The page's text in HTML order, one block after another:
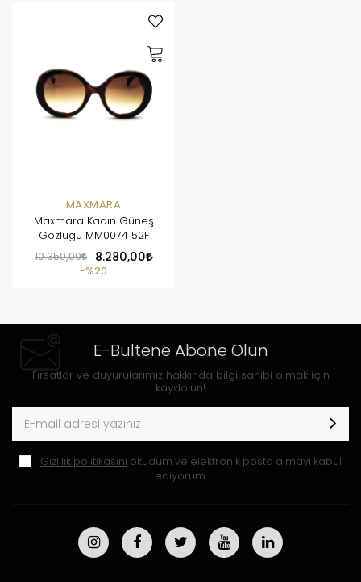
MAXMARA
Maxmara Kadın Güneş
Gözlüğü MM0074 52F
10.350,00
8.280,00
%20
E-Bültene Abone Olun
Fırsatlar ve duyurularımız hakkında bilgi sahibi olmak için
kaydolun!
Gizlilik politikasını okudum ve elektronik posta almayı kabul
ediyorum.